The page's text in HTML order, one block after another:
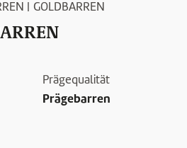
| GOLDBARREN
Prägequalität
Prägebarren